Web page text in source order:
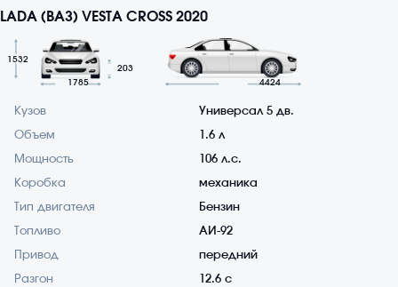
LADA (ВАЗ) VESTA CROSS 2020
1785
1532
203
4424
Кузов Универсал 5 дв.
Объем 1.6 л
Мощность 106 л.с.
Коробка механика
Тип двигателя Бензин
Топливо АИ-92
Привод передний
Разгон 12.6 с